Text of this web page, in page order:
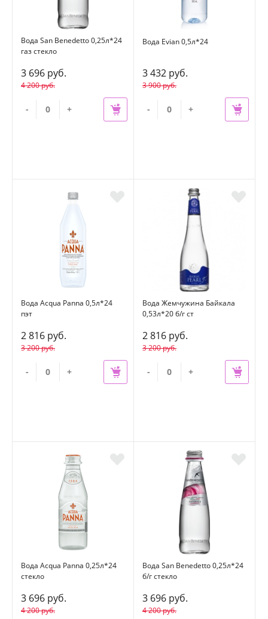
Вода San Benedetto 0,25л*24
газ стекло
3 696 руб.
4 200 руб.
- +
Вода Evian 0,5л*24
3 432 руб.
3 900 руб.
- +
Вода Acqua Panna 0,5л*24
пэт
2 816 руб.
3 200 руб.
- +
Вода Жемчужина Байкала
0,53л*20 б/г ст
2 816 руб.
3 200 руб.
- +
Вода Acqua Panna 0,25л*24
стекло
3 696 руб.
4 200 руб.
Вода San Benedetto 0,25л*24
б/г стекло
3 696 руб.
4 200 руб.